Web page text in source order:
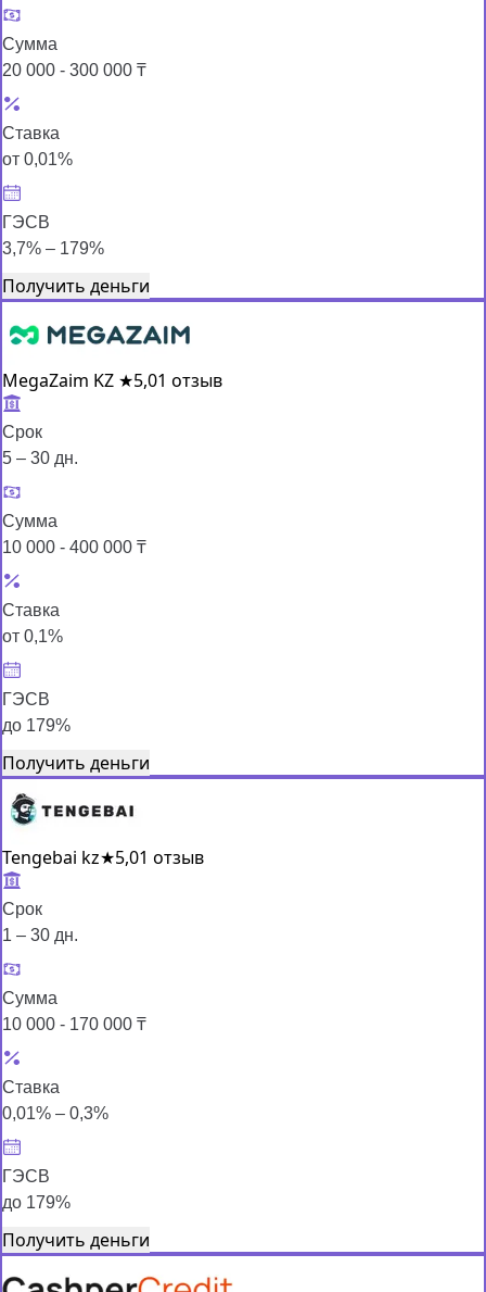
Сумма
20 000 - 300 000 ₸
Ставка
от 0,01%
ГЭСВ
3,7% – 179%
Получить деньги
MegaZaim KZ ★5,01 отзыв
Срок
5 – 30 дн.
Сумма
10 000 - 400 000 ₸
Ставка
от 0,1%
ГЭСВ
до 179%
Получить деньги
Tengebai kz★5,01 отзыв
Срок
1 – 30 дн.
Сумма
10 000 - 170 000 ₸
Ставка
0,01% – 0,3%
ГЭСВ
до 179%
Получить деньги